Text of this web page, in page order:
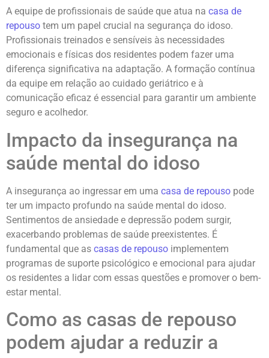
A equipe de profissionais de saúde que atua na casa de
repouso tem um papel crucial na segurança do idoso.
Profissionais treinados e sensíveis às necessidades
emocionais e físicas dos residentes podem fazer uma
diferença significativa na adaptação. A formação contínua
da equipe em relação ao cuidado geriátrico e à
comunicação eficaz é essencial para garantir um ambiente
seguro e acolhedor.
Impacto da insegurança na
saúde mental do idoso
A insegurança ao ingressar em uma casa de repouso pode
ter um impacto profundo na saúde mental do idoso.
Sentimentos de ansiedade e depressão podem surgir,
exacerbando problemas de saúde preexistentes. É
fundamental que as casas de repouso implementem
programas de suporte psicológico e emocional para ajudar
os residentes a lidar com essas questões e promover o bem-
estar mental.
Como as casas de repouso
podem ajudar a reduzir a